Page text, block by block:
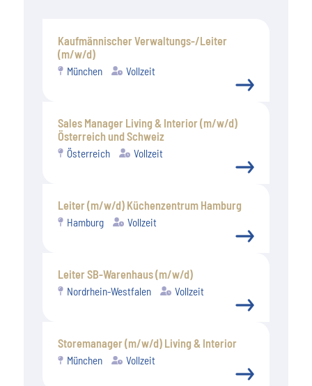
Kaufmännischer Verwaltungs-/Leiter
(m/w/d)
München Vollzeit
Sales Manager Living & Interior (m/w/d)
Österreich und Schweiz
Österreich Vollzeit
Leiter (m/w/d) Küchenzentrum Hamburg
Hamburg Vollzeit
Leiter SB-Warenhaus (m/w/d)
Nordrhein-Westfalen Vollzeit
Storemanager (m/w/d) Living & Interior
München Vollzeit